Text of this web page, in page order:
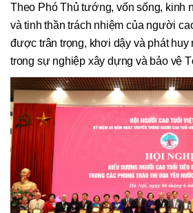
Theo Phó Thủ tướng, vốn sống, kinh
và tinh thần trách nhiệm của người
được trân trọng, khơi dậy và phát
trong sự nghiệp xây dựng và bảo vệ